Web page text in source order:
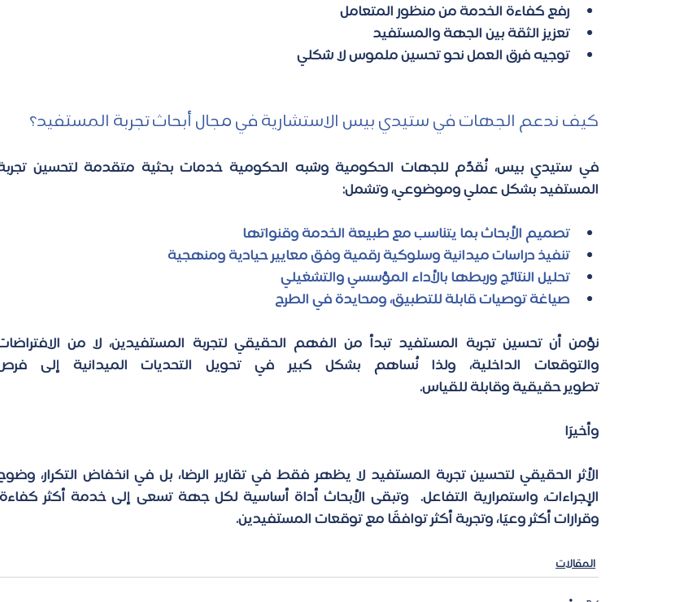
رفع كفاءة الخدمة من منظور المتعامل
تعزيز الثقة بين الجهة والمستفيد
توجيه فرق العمل نحو تحسين ملموس لا شكلي
كيف ندعم الجهات في ستيدي بيس الاستشارية في مجال أبحاث تجربة المستفيد؟
المستفيد بشكل عملي وموضوعي، وتشمل:
تصميم الأبحاث بما يتناسب مع طبيعة الخدمة وقنواتها
تنفيذ دراسات ميدانية وسلوكية رقمية وفق معايير حيادية ومنهجية
تحليل النتائج وربطها بالأداء المؤسسي والتشغيلي
صياغة توصيات قابلة للتطبيق، ومحايدة في الطرح
تطوير حقيقية وقابلة للقياس.
وأخيرًا
وقرارات أكثر وعيًا، وتجربة أكثر توافقًا مع توقعات المستفيدين.
المقالات